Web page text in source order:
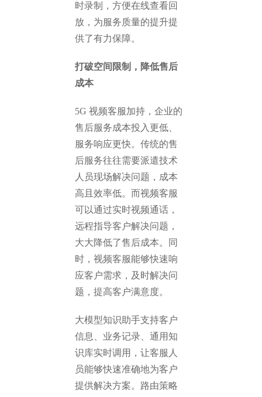
时录制，方便在线查看回
放，为服务质量的提升提
供了有力保障。
打破空间限制，降低售后
成本
5G 视频客服加持，企业的
售后服务成本投入更低、
服务响应更快。传统的售
后服务往往需要派遣技术
人员现场解决问题，成本
高且效率低。而视频客服
可以通过实时视频通话，
远程指导客户解决问题，
大大降低了售后成本。同
时，视频客服能够快速响
应客户需求，及时解决问
题，提高客户满意度。
大模型知识助手支持客户
信息、业务记录、通用知
识库实时调用，让客服人
员能够快速准确地为客户
提供解决方案。路由策略